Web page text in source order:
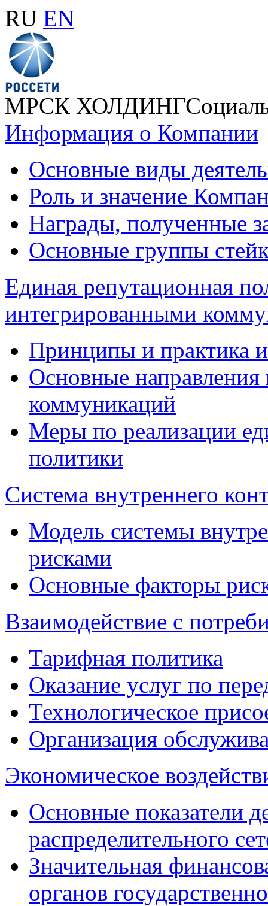
RU EN
МРСК ХОЛДИНГ
Информация о Компании
Основные виды
Роль и значение
Награды, полученные
Основные группы
Единая репутационная
интегрированными
Принципы и практика
Основные
коммуникаций
Меры по реализации
политики
Система внутреннего
Модель системы
рисками
Основные факторы
Взаимодействие с
Тарифная политика
Оказание услуг по
Технологическое
Организация
Экономическое
Основные показатели
распределительного
Значительная
органов